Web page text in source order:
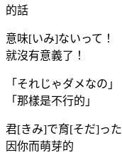
的話
意味[いみ]ないって！
就沒有意義了！
「それじゃダメなの」
「那樣是不行的」
君[きみ]で育[そだ]った
因你而萌芽的